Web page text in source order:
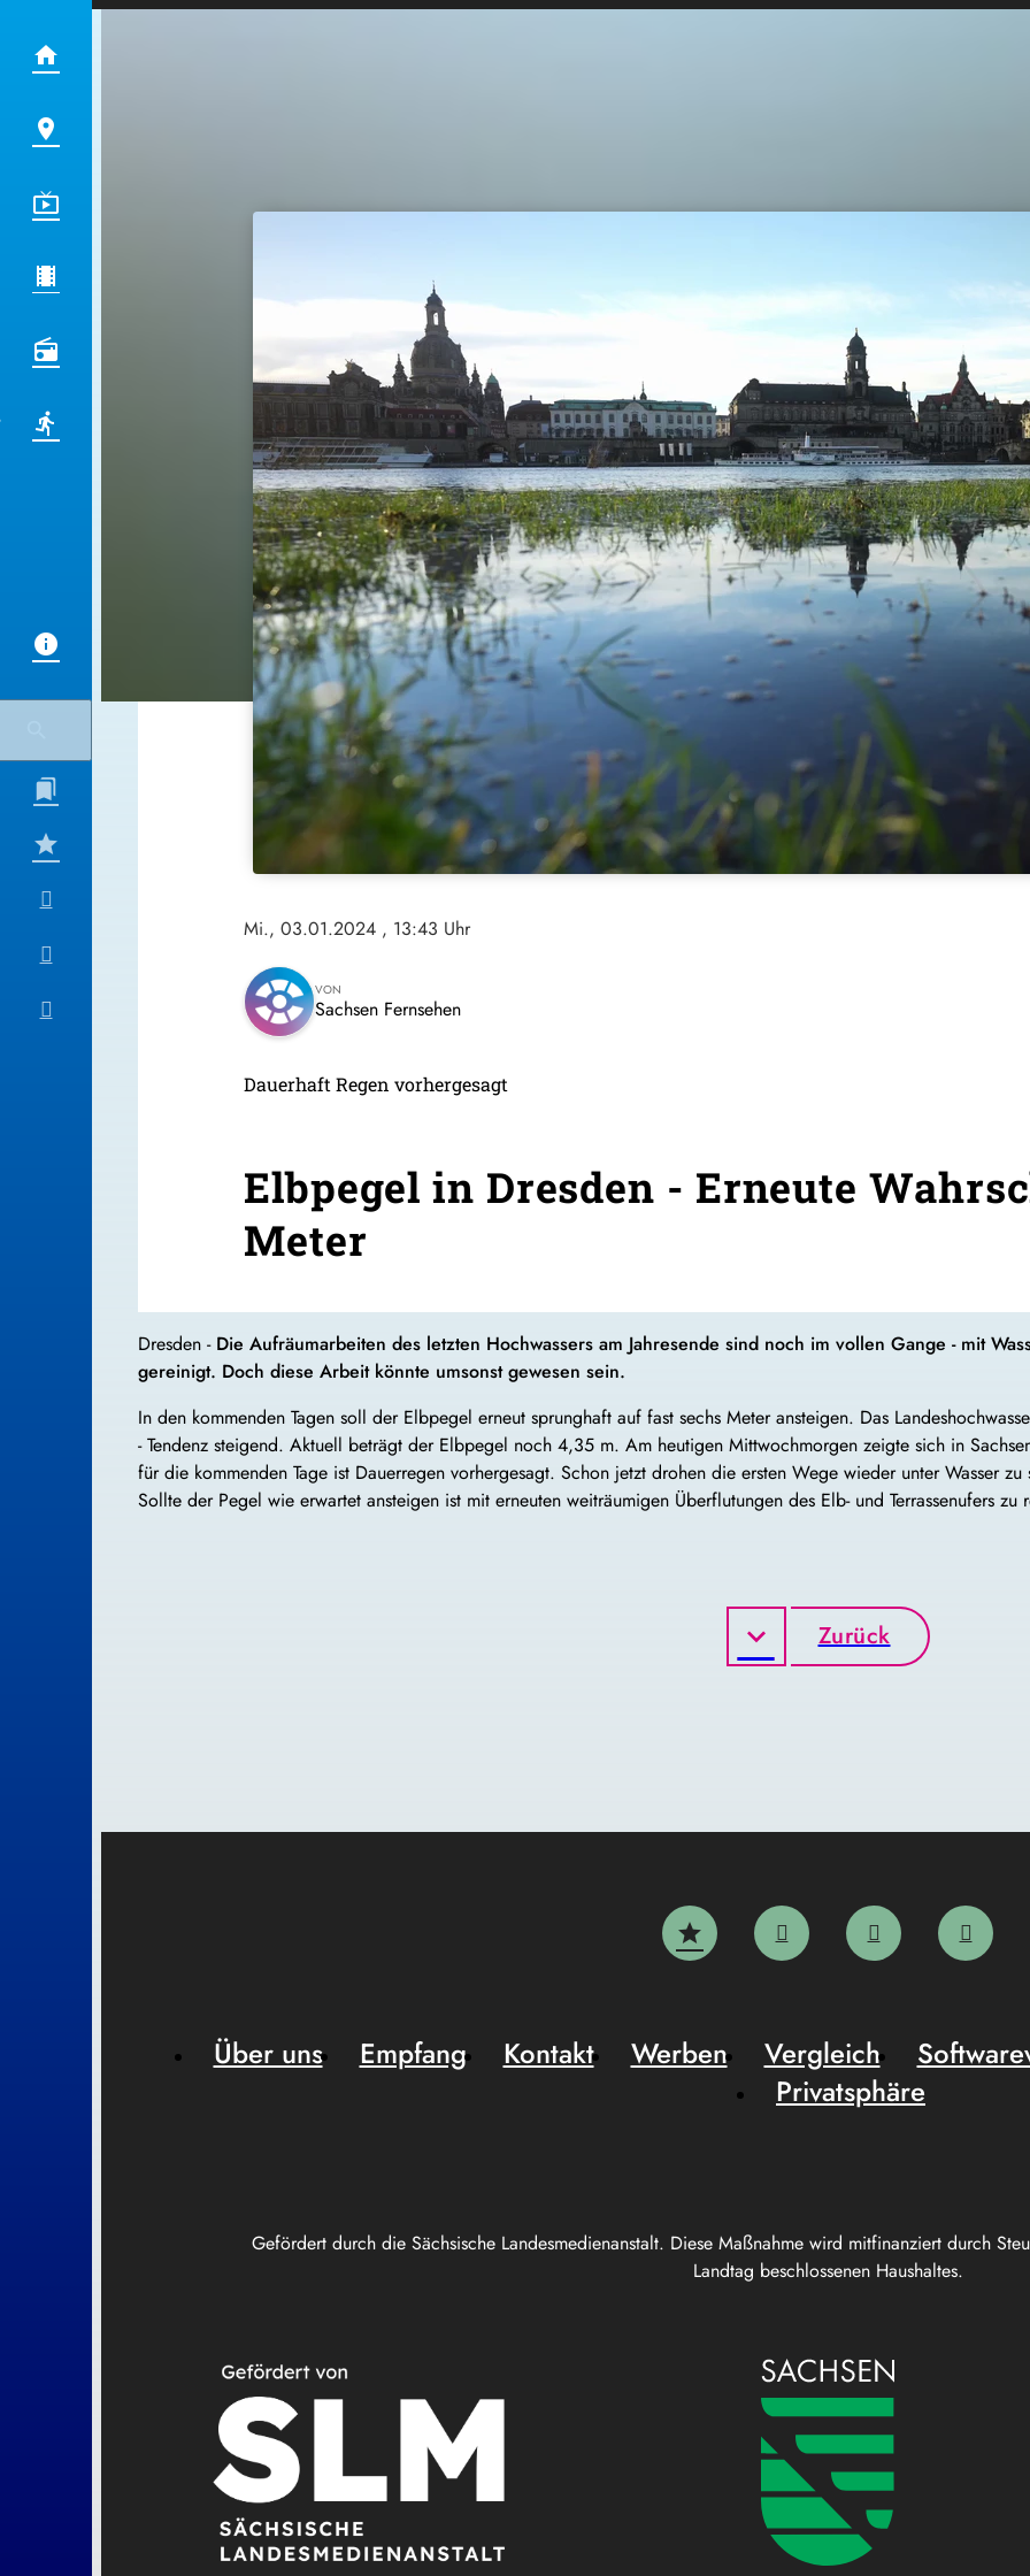
Mi., 03.01.2024 , 13:43 Uhr
VON
Sachsen Fernsehen
Dauerhaft Regen vorhergesagt
Elbpegel in Dresden - Erneute
Meter
Dresden - Die Aufräumarbeiten des letzten Hochwassers am Jahresende sind noch im vollen Gange - mit
gereinigt. Doch diese Arbeit könnte umsonst gewesen sein.
In den kommenden Tagen soll der Elbpegel erneut sprunghaft auf fast sechs Meter ansteigen. Das
- Tendenz steigend. Aktuell beträgt der Elbpegel noch 4,35 m. Am heutigen Mittwochmorgen zeigte sich in
für die kommenden Tage ist Dauerregen vorhergesagt. Schon jetzt drohen die ersten Wege wieder unter Wasser
Sollte der Pegel wie erwartet ansteigen ist mit erneuten weiträumigen Überflutungen des Elb- und Terrassenufers zu
Zurück
Gefördert durch die Sächsische Landesmedienanstalt. Diese Maßnahme wird mitfinanziert durch
Landtag beschlossenen Haushaltes.
Über uns Empfang Kontakt Werben Vergleich
Privatsphäre